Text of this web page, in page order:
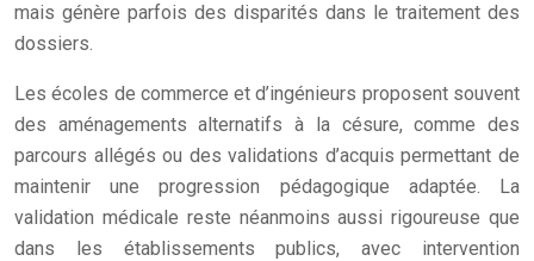
mais génère parfois des disparités dans le traitement des
dossiers.
Les écoles de commerce et d’ingénieurs proposent souvent
des aménagements alternatifs à la césure, comme des
parcours allégés ou des validations d’acquis permettant de
maintenir une progression pédagogique adaptée. La
validation médicale reste néanmoins aussi rigoureuse que
dans les établissements publics, avec intervention